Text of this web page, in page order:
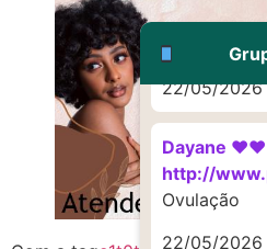
http://
Muito
22/05/2026
Dayane
http://
Ovulação
22/05/2026